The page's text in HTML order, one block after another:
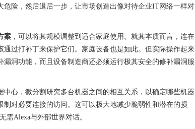
险，然后退后一步，让市场创造出像对待企业IT网络一样对
案 ，可以将其规模调整到适合家庭使用。就其本质而言，连在
过打补丁来保护它们。家庭设备也是如此。但实际操作起来
洞功能，而且设备制造商还必须运行极其安全的修补漏洞服
中心，微分割研究多台机器之间的相互关系，以确定哪些机器
对必要连接的访问。这可以极大地减少脆弱性和潜在的损
需Alexa与外部世界对话。